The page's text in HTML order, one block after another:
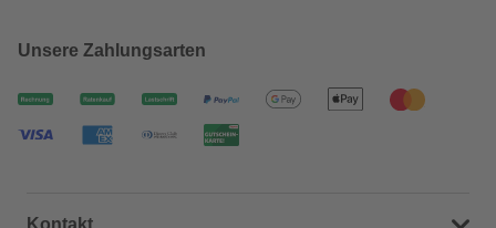
Unsere Zahlungsarten
Kontakt